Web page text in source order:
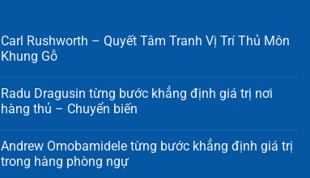
Carl Rushworth – Quyết Tâm Tranh Vị Trí Thủ Môn
Khung Gỗ
Radu Dragusin từng bước khẳng định giá trị nơi
hàng thủ – Chuyển biến
Andrew Omobamidele từng bước khẳng định giá trị
trong hàng phòng ngự